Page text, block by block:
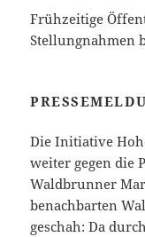
Frühzeitige
Stellungnahmen
Die Initiative
weiter gegen die
Waldbrunner
benachbarten
geschah: Da